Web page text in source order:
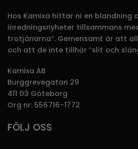
Hos Kamixa hittar ni en blandning
inredningsnyheter tillsammans
trotjänarna”. Gemensamt är att
och att de inte tillhör ”slit och
Kamixa AB
Burggrevegatan 29
411 03 Göteborg
Org nr: 556716-1772
FÖLJ OSS